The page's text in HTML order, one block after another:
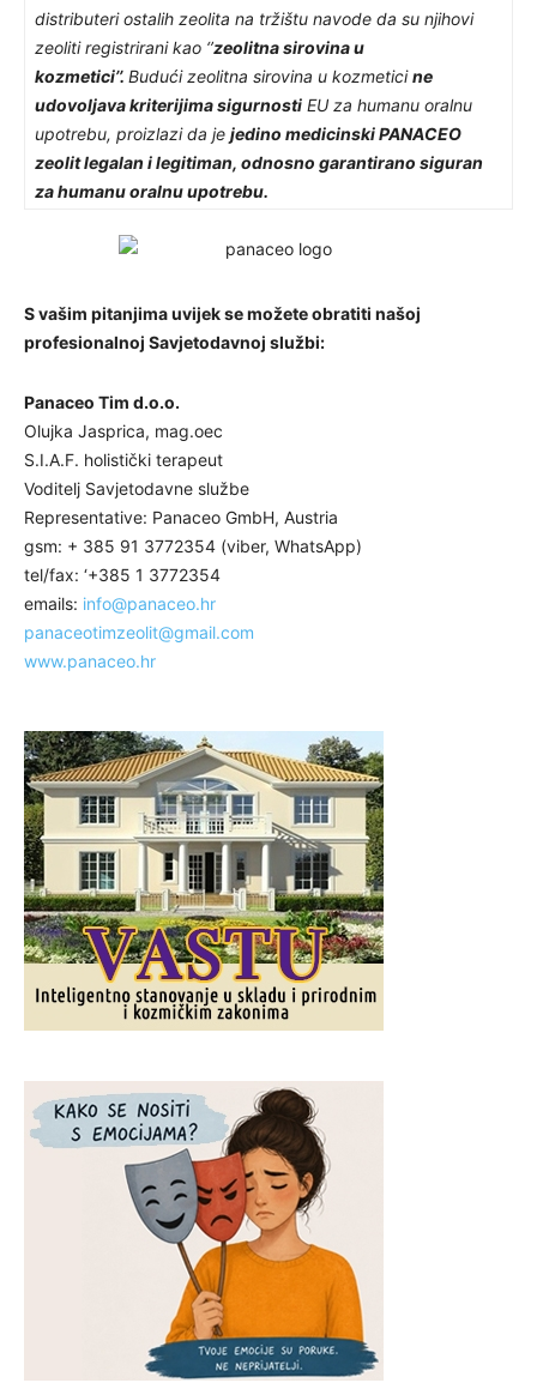
distributeri ostalih zeolita na tržištu navode da su njihovi
zeoliti registrirani kao ‘’zeolitna sirovina u
kozmetici’’. Budući zeolitna sirovina u kozmeticine
udovoljava kriterijima sigurnosti EU za humanu oralnu
upotrebu, proizlazi da je jedino medicinski PANACEO
zeolit legalan i legitiman, odnosno garantirano siguran
za humanu oralnu upotrebu.
S vašim pitanjima uvijek se možete obratiti našoj
profesionalnoj Savjetodavnoj službi:
Panaceo Tim d.o.o.
Olujka Jasprica, mag.oec
S.I.A.F. holistički terapeut
Voditelj Savjetodavne službe
Representative: Panaceo GmbH, Austria
gsm: + 385 91 3772354 (viber, WhatsApp)
tel/fax: ‘+385 1 3772354
emails: info@panaceo.hr
panaceotimzeolit@gmail.com
www.panaceo.hr